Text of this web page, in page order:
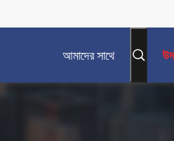
আমাদের সাথে